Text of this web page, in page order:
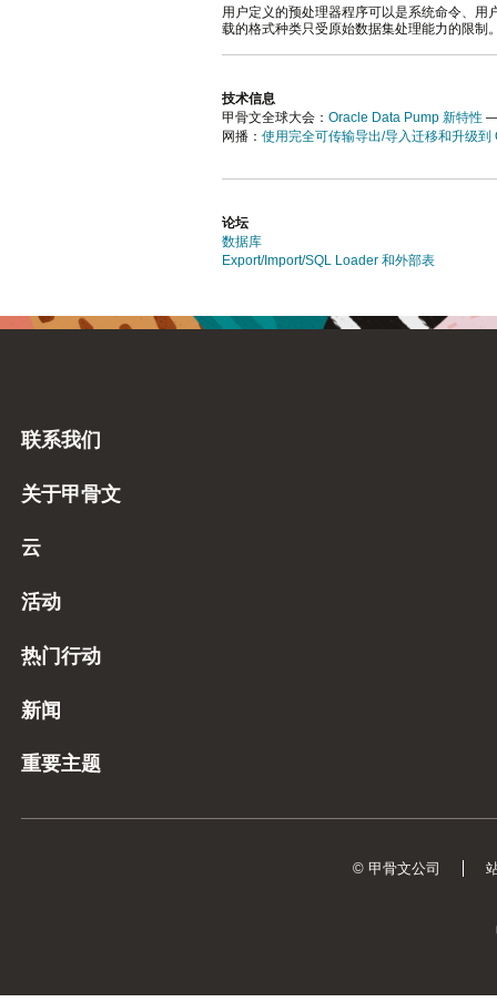
用户定义的预处理器程序可以是系统命令、
载的格式种类只受原始数据集处理能力的限制
技术信息
甲骨文全球大会： Oracle Data Pump 新特性 —
网播： 使用完全可传输导出/导入迁移和升级到
论坛
数据库
Export/Import/SQL Loader 和外部表
联系我们
关于甲骨文
云
活动
热门行动
新闻
重要主题
© 甲骨文公司